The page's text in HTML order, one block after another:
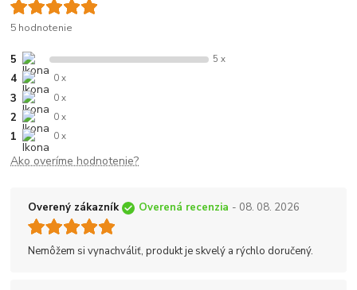
5 hodnotenie
5 5 x
4 0 x
3 0 x
2 0 x
1 0 x
Ako overíme hodnotenie?
Overený zákazník Overená recenzia - 08. 08. 2026
Nemôžem si vynachváliť, produkt je skvelý a rýchlo doručený.